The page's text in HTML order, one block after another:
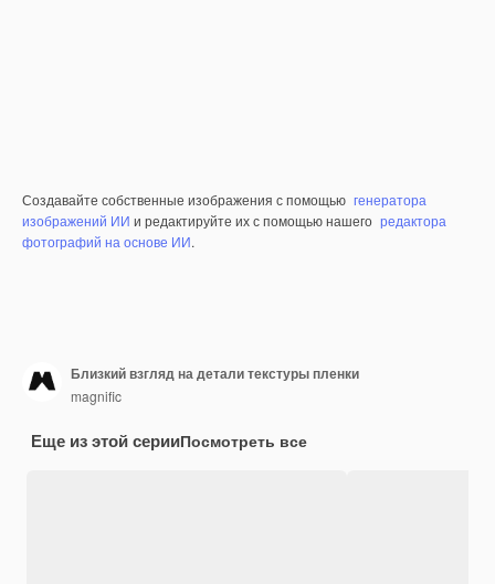
Создавайте собственные изображения с помощью генератора
изображений ИИ и редактируйте их с помощью нашего редактора
фотографий на основе ИИ.
Близкий взгляд на детали текстуры пленки
magnific
Еще из этой серииПосмотреть все